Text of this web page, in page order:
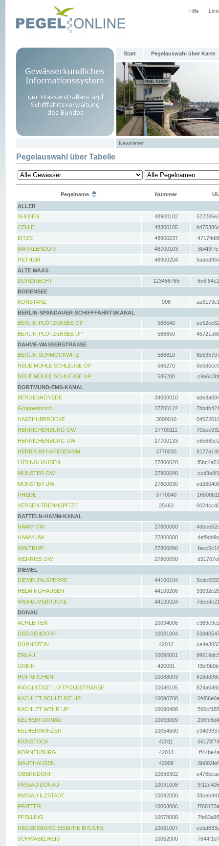
Hilfe
Start Pegelauswahl über Karte
Newsletter
Pegelauswahl über Tabelle
Pegelname Nummer
ALLER
AHLDEN
48900102
CELLE
48300105
EITZE
48900237
MARKLENDORF
48700103
RETHEM
48900204
ALTE MAAS
DORDRECHT
123456785
BODENSEE
KONSTANZ
906
BERLIN-SPANDAUER-SCHIFFFAHRTSKANAL
BERLIN-PLÖTZENSEE OP
586640
BERLIN-PLÖTZENSEE UP
586650
DAHME-WASSERSTRASSE
BERLIN-SCHMÖCKWITZ
586810
NEUE MÜHLE SCHLEUSE OP
586270
NEUE MÜHLE SCHLEUSE UP
586280
DORTMUND-EMS-KANAL
BERGESHÖVEDE
34000010
Groppenbruch
27700122
HASEHUBBRÜCKE
3690010
HENRICHENBURG OW
27700111
HENRICHENBURG UW
27700133
HERBRUM HAFENDAMM
3770030
LÜDINGHAUSEN
27800020
MÜNSTER OW
27800040
MÜNSTER UW
27800030
RHEDE
3770040
VERSEN TRENNSPITZE
25463
DATTELN-HAMM-KANAL
HAMM OW
27800060
HAMM UW
27800080
WALTROP
27800090
WERRIES OW
27800050
DIEMEL
DIEMELTALSPERRE
44100104
HELMINGHAUSEN
44100206
WILHELMSBRÜCKE
44100024
DONAU
ACHLEITEN
10094006
DEGGENDORF
10081004
DÜRNSTEIN
42012
ERLAU
10096001
GREIN
420091
HOFKIRCHEN
10088003
INGOLSTADT LUITPOLDSTRASSE
10046105
KACHLET SCHLEUSE UP
10090708
KACHLET WEHR UP
10090408
KELHEIM DONAU
10053009
KELHEIMWINZER
10054500
KIENSTOCK
42011
KORNEUBURG
42013
MAUTHAUSEN
42009
OBERNDORF
10056302
PASSAU DONAU
10091008
PASSAU ILZSTADT
10092000
PFATTER
10068006
PFELLING
10078000
REGENSBURG EISERNE BRÜCKE
10061007
SCHWABELWEIS
10062000